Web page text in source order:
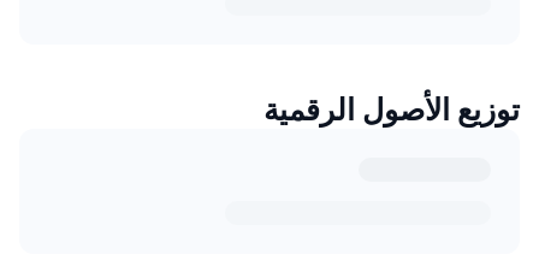
توزيع الأصول الرقمية